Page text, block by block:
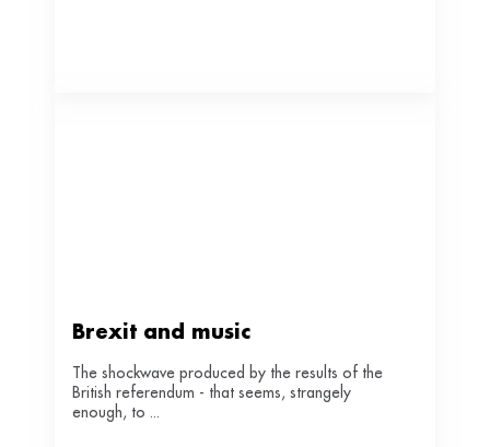
Brexit and music
The shockwave produced by the results of the
British referendum - that seems, strangely
enough, to ...